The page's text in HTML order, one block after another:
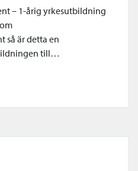
– 1-årig yrkesutbildning
så är detta en
till…